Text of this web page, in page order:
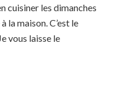
cuisiner les dimanches
la maison. C’est le
vous laisse le